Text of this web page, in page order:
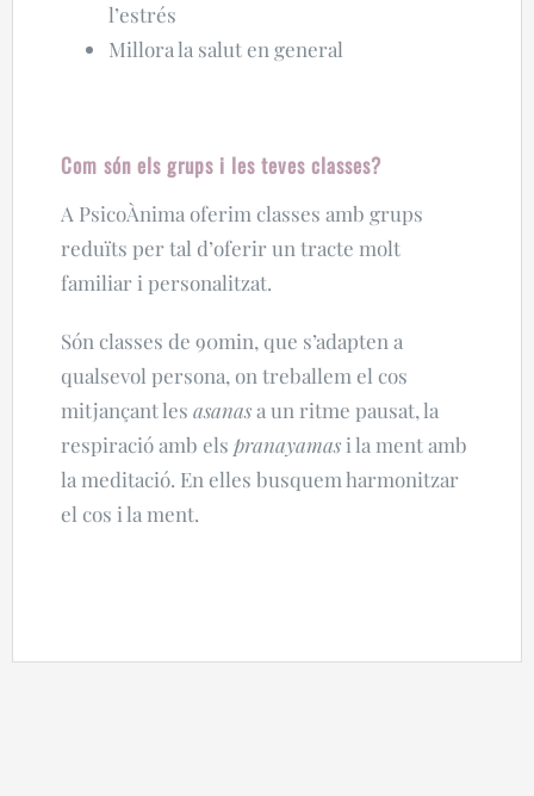
l’estrés
Millora la salut en general
Com són els grups i les teves classes?
A PsicoÀnima oferim classes amb grups
reduïts per tal d’oferir un tracte molt
familiar i personalitzat.
Són classes de 90min, que s’adapten a
qualsevol persona, on treballem el cos
mitjançant les asanasa un ritme pausat, la
respiració amb els pranayamasi la ment amb
la meditació. En elles busquem harmonitzar
el cos i la ment.